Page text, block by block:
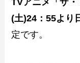
TVアニメ「ザ
(土)24：55より
定です。